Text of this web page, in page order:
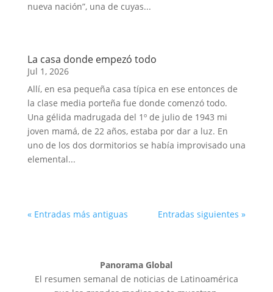
nueva nación”, una de cuyas...
La casa donde empezó todo
Jul 1, 2026
Allí, en esa pequeña casa típica en ese entonces de
la clase media porteña fue donde comenzó todo.
Una gélida madrugada del 1º de julio de 1943 mi
joven mamá, de 22 años, estaba por dar a luz. En
uno de los dos dormitorios se había improvisado una
elemental...
« Entradas más antiguas Entradas siguientes »
Panorama Global
El resumen semanal de noticias de Latinoamérica